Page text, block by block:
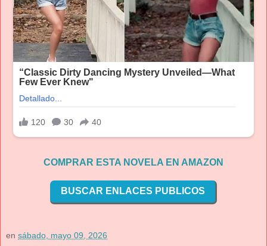
COMPRAR ESTA NOVELA EN AMAZON
BUSCAR ENLACES PUBLICOS
en sábado, mayo 09, 2026